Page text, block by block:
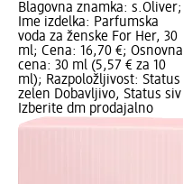
Blagovna znamka: s.Oliver;
Ime izdelka: Parfumska
voda za ženske For Her, 30
ml; Cena: 16,70 €; Osnovna
cena: 30 ml (5,57 € za 10
ml); Razpoložljivost: Status
zelen Dobavljivo, Status siv
Izberite dm prodajalno